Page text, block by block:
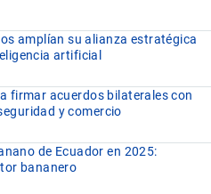
amplían su alianza estratégica
artificial
firmar acuerdos bilaterales con
y comercio
de Ecuador en 2025:
bananero